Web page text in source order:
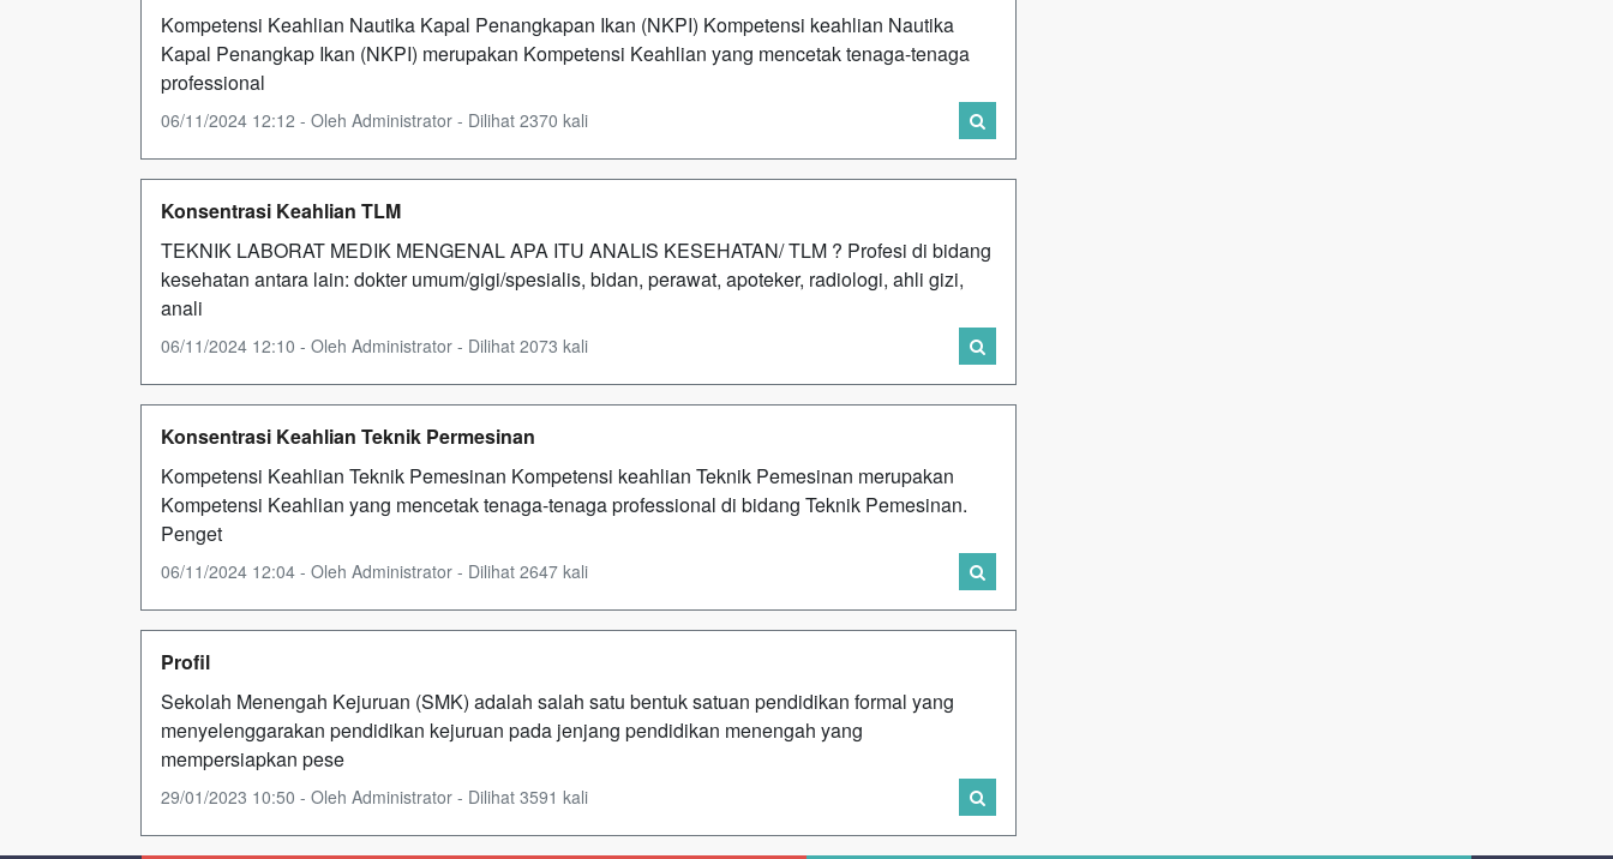
Kompetensi Keahlian Nautika Kapal Penangkapan Ikan (NKPI) Kompetensi keahlian Nautika
Kapal Penangkap Ikan (NKPI) merupakan Kompetensi Keahlian yang mencetak tenaga-tenaga
professional
06/11/2024 12:12 - Oleh Administrator - Dilihat 2370 kali
Konsentrasi Keahlian TLM
TEKNIK LABORAT MEDIK MENGENAL APA ITU ANALIS KESEHATAN/ TLM ? Profesi di bidang
kesehatan antara lain: dokter umum/gigi/spesialis, bidan, perawat, apoteker, radiologi, ahli gizi,
anali
06/11/2024 12:10 - Oleh Administrator - Dilihat 2073 kali
Konsentrasi Keahlian Teknik Permesinan
Kompetensi Keahlian Teknik Pemesinan Kompetensi keahlian Teknik Pemesinan merupakan
Kompetensi Keahlian yang mencetak tenaga-tenaga professional di bidang Teknik Pemesinan.
Penget
06/11/2024 12:04 - Oleh Administrator - Dilihat 2647 kali
Profil
Sekolah Menengah Kejuruan (SMK) adalah salah satu bentuk satuan pendidikan formal yang
menyelenggarakan pendidikan kejuruan pada jenjang pendidikan menengah yang
mempersiapkan pese
29/01/2023 10:50 - Oleh Administrator - Dilihat 3591 kali